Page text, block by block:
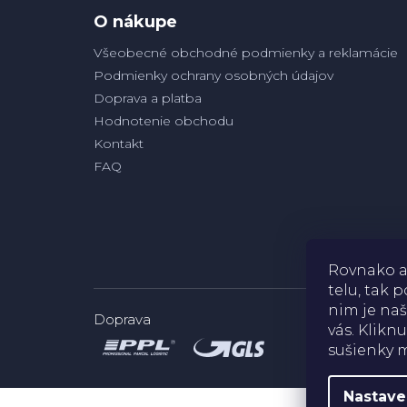
Rovnako
telu, tak
nim je
vás.
sušienky
O nákupe
Všeobecné obchodné podmienky a reklamácie
Podmienky ochrany osobných údajov
Doprava a platba
Hodnotenie obchodu
Kontakt
FAQ
Doprava